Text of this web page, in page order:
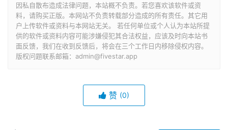
因私自散布造成法律问题，本站概不负责。若您喜欢该软件或资
料，请购买正版。本网站不负责转载部分造成的所有责任。其它用
户上传软件或资料与本网站无关。 若任何单位或个人认为本站所提
供的软件或资料内容可能涉嫌侵犯其合法权益，应该及时向本站书
面反馈，我们在收到反馈后，将会在三个工作日内移除侵权内容。
版权问题联系邮箱：admin@fivestar.app
赞 (0)